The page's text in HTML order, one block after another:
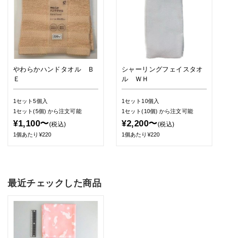
やわらかハンドタオル Ｂ
Ｅ
1セット5個入
1セット(5個) から注文可能
¥1,100〜(税込)
1個あたり¥220
シャーリングフェイスタオ
ル ＷＨ
1セット10個入
1セット(10個)から注文可能
¥2,200〜(税込)
1個あたり¥220
最近チェックした商品